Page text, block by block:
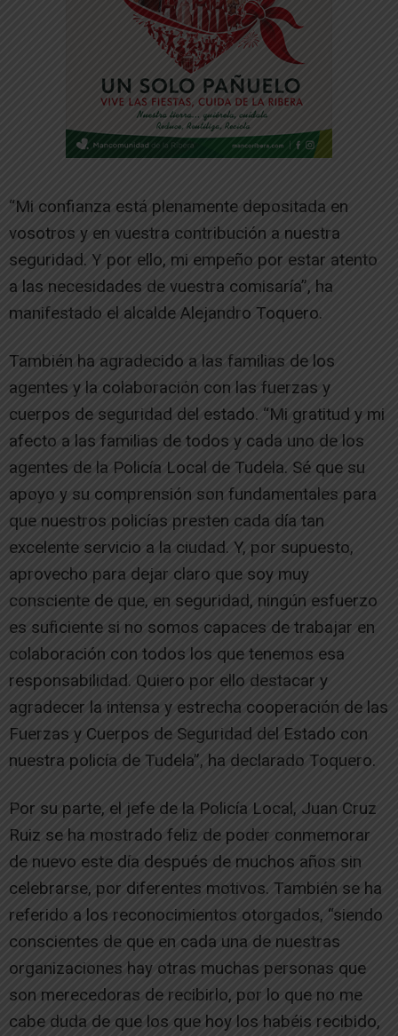
“Mi confianza está plenamente depositada en
vosotros y en vuestra contribución a nuestra
seguridad. Y por ello, mi empeño por estar atento
a las necesidades de vuestra comisaría”, ha
manifestado el alcalde Alejandro Toquero.
También ha agradecido a las familias de los
agentes y la colaboración con las fuerzas y
cuerpos de seguridad del estado. “Mi gratitud y mi
afecto a las familias de todos y cada uno de los
agentes de la Policía Local de Tudela. Sé que su
apoyo y su comprensión son fundamentales para
que nuestros policías presten cada día tan
excelente servicio a la ciudad. Y, por supuesto,
aprovecho para dejar claro que soy muy
consciente de que, en seguridad, ningún esfuerzo
es suficiente si no somos capaces de trabajar en
colaboración con todos los que tenemos esa
responsabilidad. Quiero por ello destacar y
agradecer la intensa y estrecha cooperación de las
Fuerzas y Cuerpos de Seguridad del Estado con
nuestra policía de Tudela”, ha declarado Toquero.
Por su parte, el jefe de la Policía Local, Juan Cruz
Ruiz se ha mostrado feliz de poder conmemorar
de nuevo este día después de muchos años sin
celebrarse, por diferentes motivos. También se ha
referido a los reconocimientos otorgados, “siendo
conscientes de que en cada una de nuestras
organizaciones hay otras muchas personas que
son merecedoras de recibirlo, por lo que no me
cabe duda de que los que hoy los habéis recibido,